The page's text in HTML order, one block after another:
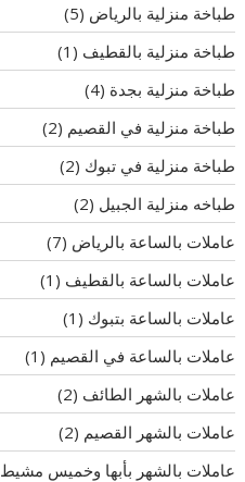
طباخة منزلية بالرياض (5)
طباخة منزلية بالقطيف (1)
طباخة منزلية بجدة (4)
طباخة منزلية في القصيم (2)
طباخة منزلية في تبوك (2)
طباخه منزلية الجبيل (2)
عاملات بالساعة بالرياض (7)
عاملات بالساعة بالقطيف (1)
عاملات بالساعة بتبوك (1)
عاملات بالساعة في القصيم (1)
عاملات بالشهر الطائف (2)
عاملات بالشهر القصيم (2)
عاملات بالشهر بأبها وخميس مشيط